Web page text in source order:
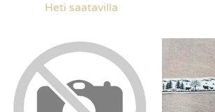
Heti saatavilla